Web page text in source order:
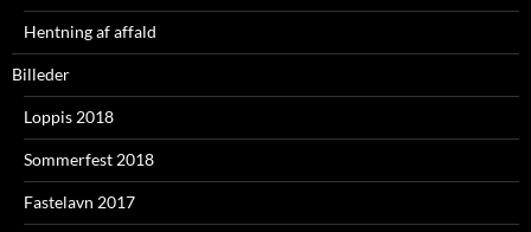
Hentning af affald
Billeder
Loppis 2018
Sommerfest 2018
Fastelavn 2017